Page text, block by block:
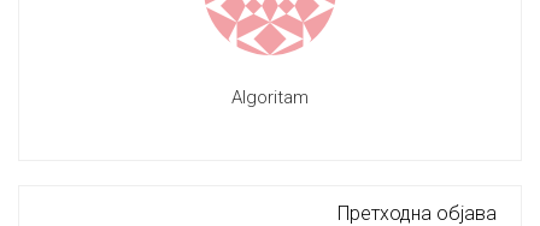
Algoritam
Претходна објава